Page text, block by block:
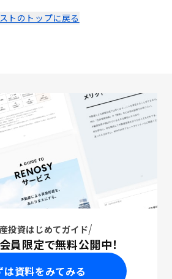
トのトップに戻る
投資はじめてガイド
員限定で無料公開中！
は資料をみてみる